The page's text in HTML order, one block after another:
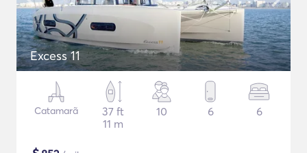
Excess 11
Catamarã
37 ft
11 m
10 6 6